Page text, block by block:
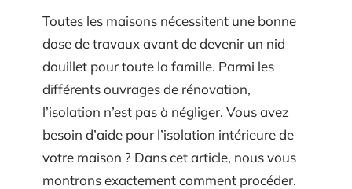
Toutes les maisons nécessitent une bonne
dose de travaux avant de devenir un nid
douillet pour toute la famille. Parmi les
différents ouvrages de rénovation,
l’isolation n’est pas à négliger. Vous avez
besoin d’aide pour l’isolation intérieure de
votre maison ? Dans cet article, nous vous
montrons exactement comment procéder.